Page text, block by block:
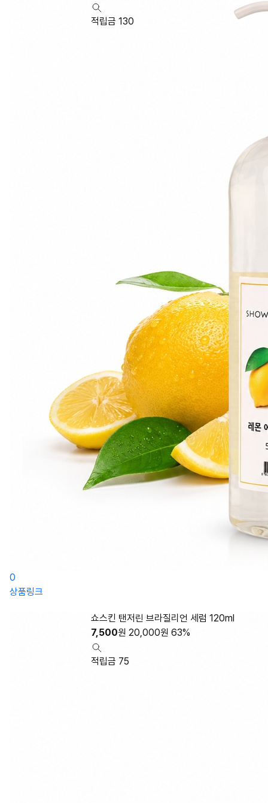
0
적립금 130
상품링크
쇼스킨 탠저린 브라질리언 세럼 120ml
7,500원 20,000원 63%
적립금 75